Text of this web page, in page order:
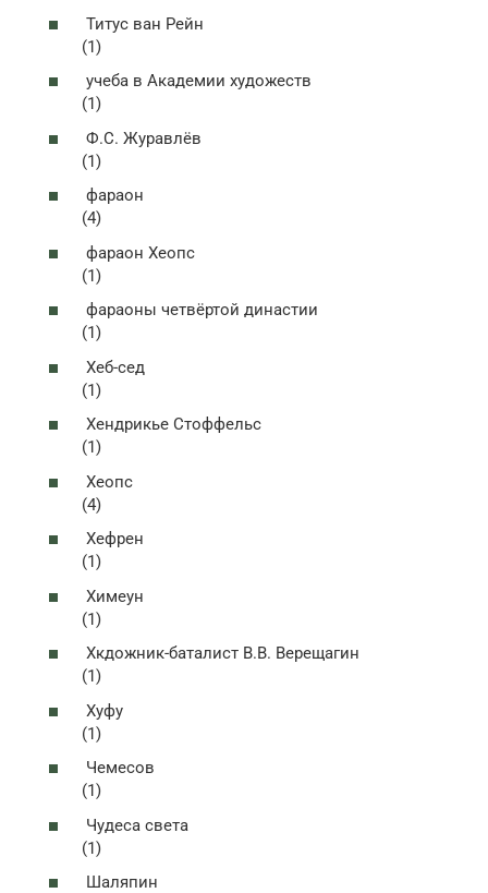
Титус ван Рейн
(1)
учеба в Академии художеств
(1)
Ф.С. Журавлёв
(1)
фараон
(4)
фараон Хеопс
(1)
фараоны четвёртой династии
(1)
Хеб-сед
(1)
Хендрикье Стоффельс
(1)
Хеопс
(4)
Хефрен
(1)
Химеун
(1)
Хкдожник-баталист В.В. Верещагин
(1)
Хуфу
(1)
Чемесов
(1)
Чудеса света
(1)
Шаляпин